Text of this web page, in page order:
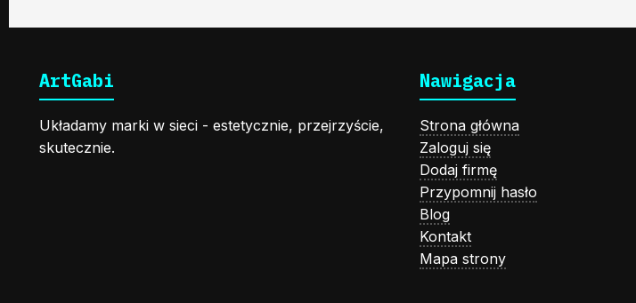
ArtGabi
Układamy marki w sieci - estetycznie, przejrzyście,
skutecznie.
Nawigacja
Strona główna
Zaloguj się
Dodaj firmę
Przypomnij hasło
Blog
Kontakt
Mapa strony